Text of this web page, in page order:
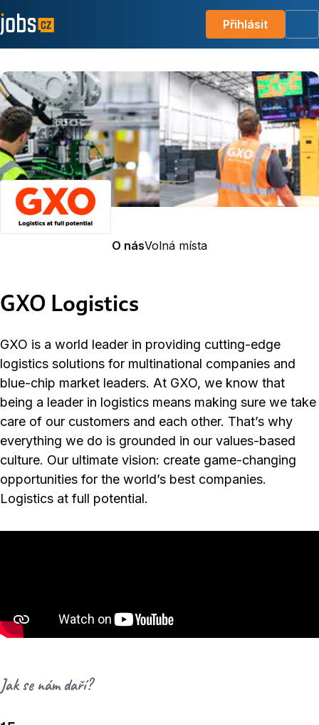
Přihlásit
O násVolná místa
GXO Logistics
GXO is a world leader in providing cutting-edge
logistics solutions for multinational companies and
blue-chip market leaders. At GXO, we know that
being a leader in logistics means making sure we take
care of our customers and each other. That’s why
everything we do is grounded in our values-based
culture. Our ultimate vision: create game-changing
opportunities for the world’s best companies.
Logistics at full potential.
Jak se nám daří?